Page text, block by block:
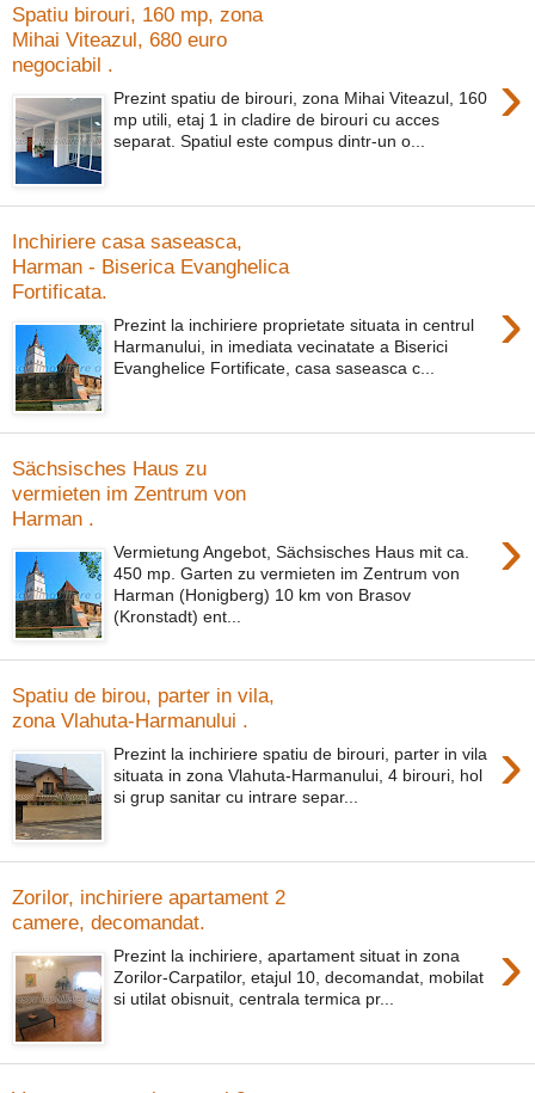
Spatiu birouri, 160 mp, zona
Mihai Viteazul, 680 euro
negociabil .
›
Prezint spatiu de birouri, zona Mihai Viteazul, 160
mp utili, etaj 1 in cladire de birouri cu acces
separat. Spatiul este compus dintr-un o...
Inchiriere casa saseasca,
Harman - Biserica Evanghelica
Fortificata.
›
Prezint la inchiriere proprietate situata in centrul
Harmanului, in imediata vecinatate a Biserici
Evanghelice Fortificate, casa saseasca c...
Sächsisches Haus zu
vermieten im Zentrum von
Harman .
›
Vermietung Angebot, Sächsisches Haus mit ca.
450 mp. Garten zu vermieten im Zentrum von
Harman (Honigberg) 10 km von Brasov
(Kronstadt) ent...
Spatiu de birou, parter in vila,
zona Vlahuta-Harmanului .
›
Prezint la inchiriere spatiu de birouri, parter in vila
situata in zona Vlahuta-Harmanului, 4 birouri, hol
si grup sanitar cu intrare separ...
Zorilor, inchiriere apartament 2
camere, decomandat.
›
Prezint la inchiriere, apartament situat in zona
Zorilor-Carpatilor, etajul 10, decomandat, mobilat
si utilat obisnuit, centrala termica pr...